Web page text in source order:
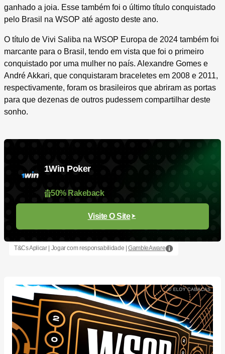
ganhado a joia. Esse também foi o último título conquistado
pelo Brasil na WSOP até agosto deste ano.
O título de Vivi Saliba na WSOP Europa de 2024 também foi
marcante para o Brasil, tendo em vista que foi o primeiro
conquistado por uma mulher no país. Alexandre Gomes e
André Akkari, que conquistaram braceletes em 2008 e 2011,
respectivamente, foram os brasileiros que abriram as portas
para que dezenas de outros pudessem compartilhar deste
sonho.
1Win Poker
50% Rakeback
Visite O Site
T&Cs Aplicar | Jogar com responsabilidade |GambleAware